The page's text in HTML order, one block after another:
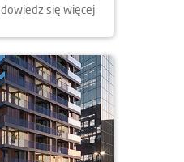
dowiedz się więcej